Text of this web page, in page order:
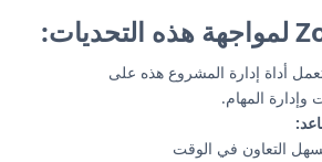
أداة إدارة المشروع هذه على
وإدارة المهام.
التعاون في الوقت